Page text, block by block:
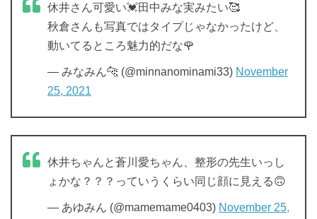
休井さん可愛い💓田中みな実みたい🥰
秋倉さんも写真ではタイプじゃなかったけど、
動いてるところ魅力的だな🌹
— みなみん🐆 (@minnanominami33) November
25, 2021
休井ちゃんと蒼川愛ちゃん、整形の先生いっし
ょかな？？？っていうくらい同じ顔に見える🙃
— あゆみん (@mamemame0403) November 25,